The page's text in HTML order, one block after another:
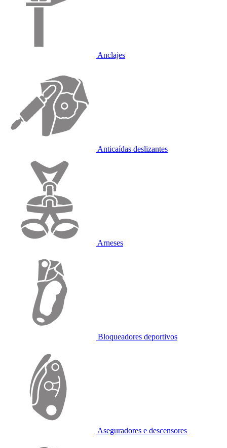
Anclajes
Anticaídas deslizantes
Arneses
Bloqueadores deportivos
Aseguradores e descensores